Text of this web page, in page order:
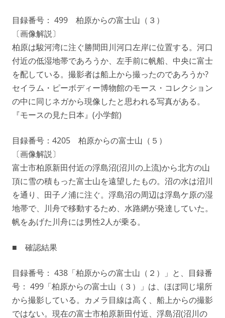
目録番号： 499 柏原からの富士山（３）
〔画像解説〕
柏原は駿河湾に注ぐ勝間田川河口左岸に位置する。河口
付近の低湿地帯であろうか、左手前に帆船、中央に富士
を配している。撮影者は船上から撮ったのであろうか?
セイラム・ピーボディー博物館のモース・コレクション
の中に同じネガから現像したと思われる写真がある。
『モースの見た日本』(小学館)
目録番号：4205 柏原からの富士山（５）
〔画像解説〕
富士市柏原新田付近の浮島沼(沼川の上流)から北方の山
頂に雪の積もった富士山を遠望したもの。沼の水は沼川
を通り、田子ノ浦に注ぐ。浮島沼の周辺は浮島ケ原の湿
地帯で、川舟で移動するため、水路網が発達していた。
帆をあげた川舟には男性2人が乗る。
■ 確認結果
目録番号： 438「柏原からの富士山（２）」と、目録番
号： 499「柏原からの富士山（３）」は、ほぼ同じ場所
から撮影している。カメラ目線は高く、船上からの撮影
ではない。現在の富士市柏原新田付近、浮島沼(沼川の